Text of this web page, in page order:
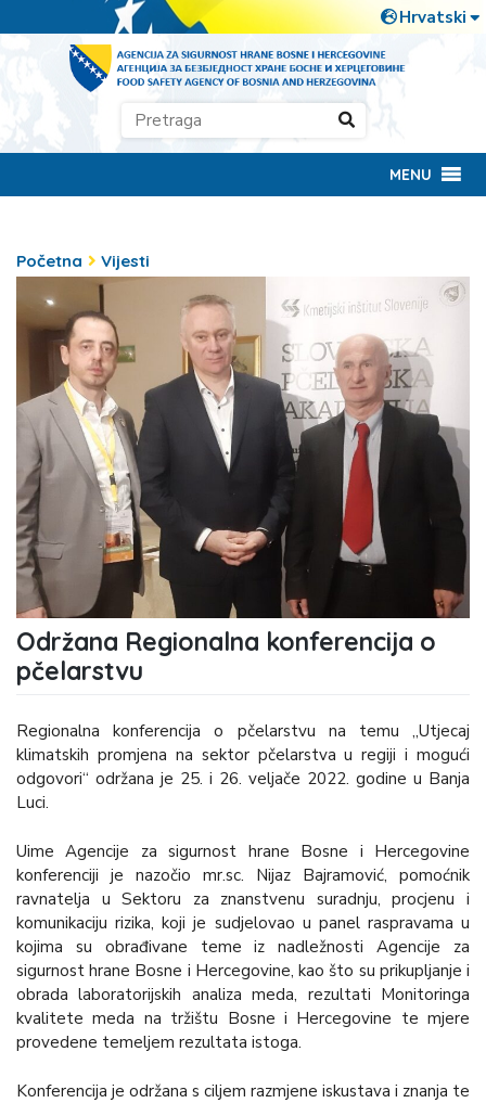
MENU
Početna Vijesti
Održana Regionalna konferencija o
pčelarstvu
Regionalna konferencija o pčelarstvu na temu „Utjecaj
klimatskih promjena na sektor pčelarstva u regiji i mogući
odgovori“ održana je 25. i 26. veljače 2022. godine u Banja
Luci.
Uime Agencije za sigurnost hrane Bosne i Hercegovine
konferenciji je nazočio mr.sc. Nijaz Bajramović, pomoćnik
ravnatelja u Sektoru za znanstvenu suradnju, procjenu i
komunikaciju rizika, koji je sudjelovao u panel raspravama u
kojima su obrađivane teme iz nadležnosti Agencije za
sigurnost hrane Bosne i Hercegovine, kao što su prikupljanje i
obrada laboratorijskih analiza meda, rezultati Monitoringa
kvalitete meda na tržištu Bosne i Hercegovine te mjere
provedene temeljem rezultata istoga.
Konferencija je održana s ciljem razmjene iskustava i znanja te